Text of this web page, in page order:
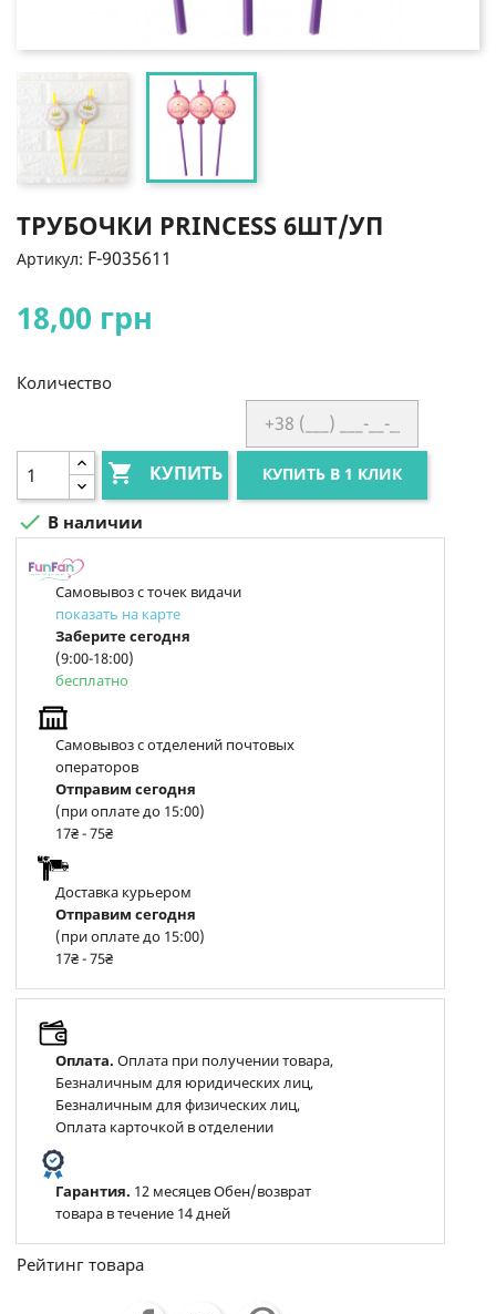
ТРУБОЧКИ PRINCESS 6ШТ/УП
Артикул: F-9035611
18,00 грн
Количество
 КУПИТЬ КУПИТЬ В 1 КЛИК
 В наличии
Самовывоз с точек видачи
показать на карте
Заберите сегодня
(9:00-18:00)
бесплатно
Самовывоз с отделений почтовых
операторов
Отправим сегодня
(при оплате до 15:00)
17₴ - 75₴
Доставка курьером
Отправим сегодня
(при оплате до 15:00)
17₴ - 75₴
Оплата. Оплата при получении товара,
Безналичным для юридических лиц,
Безналичным для физических лиц,
Оплата карточкой в отделении
Гарантия. 12 месяцев Обен/возврат
товара в течение 14 дней
Рейтинг товара